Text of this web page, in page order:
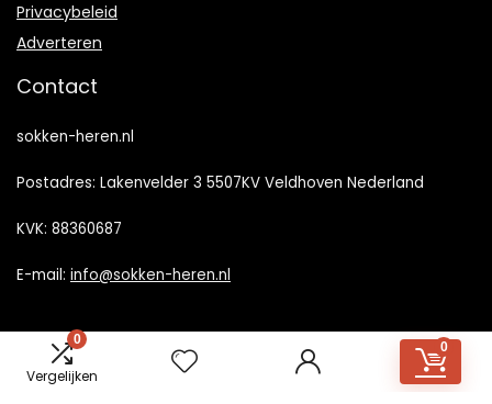
0
Vergelijken
0
Privacybeleid
Adverteren
Contact
sokken-heren.nl
Postadres: Lakenvelder 3 5507KV Veldhoven Nederland
KVK: 88360687
E-mail: info@sokken-heren.nl